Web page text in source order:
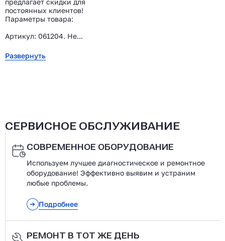
предлагает скидки для
постоянных клиентов!
Параметры товара:
Артикул: 061204. Не...
Развернуть
СЕРВИСНОЕ ОБСЛУЖИВАНИЕ
СОВРЕМЕННОЕ ОБОРУДОВАНИЕ
Используем лучшее диагностическое и ремонтное
оборудование! Эффективно выявим и устраним
любые проблемы.
Подробнее
РЕМОНТ В ТОТ ЖЕ ДЕНЬ